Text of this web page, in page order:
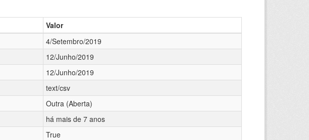
Valor
4/Setembro/2019
12/Junho/2019
12/Junho/2019
text/csv
Outra (Aberta)
há mais de 7 anos
True